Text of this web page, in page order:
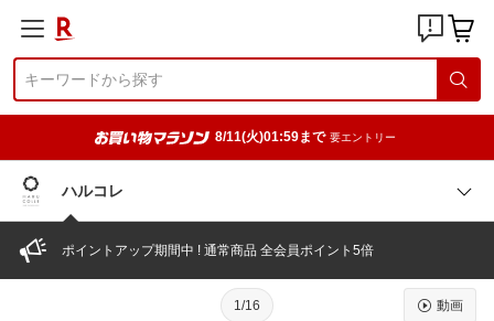
8/11(火)01:59まで 要エントリー
ハルコレ
ポイントアップ期間中 ! 通常商品 全会員ポイント5倍
1/16 動画